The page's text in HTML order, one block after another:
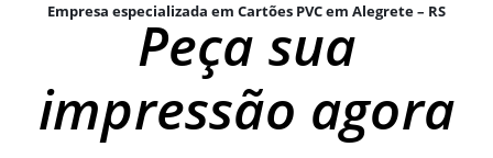
Empresa especializada em Cartões PVC em Alegrete – RS
Peça sua
impressão agora